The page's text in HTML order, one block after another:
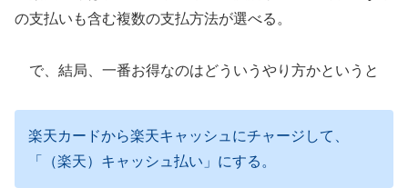
の支払いも含む複数の支払方法が選べる。
で、結局、一番お得なのはどういうやり方かというと
楽天カードから楽天キャッシュにチャージして、
「（楽天）キャッシュ払い」にする。